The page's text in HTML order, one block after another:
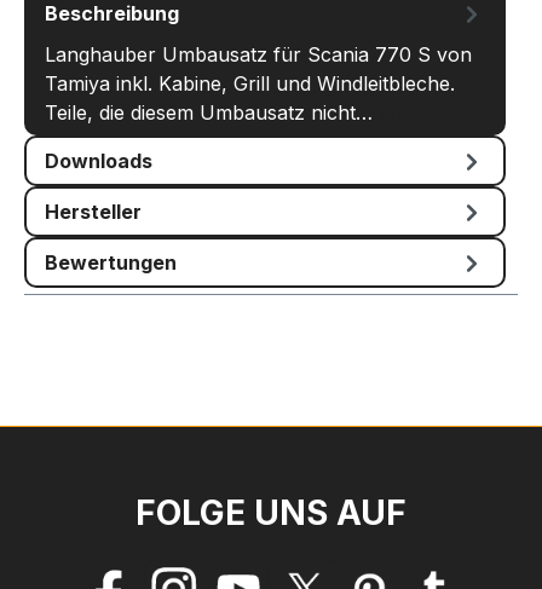
Beschreibung
Langhauber Umbausatz für Scania 770 S von
Tamiya inkl. Kabine, Grill und Windleitbleche.
Teile, die diesem Umbausatz nicht…
Downloads
Hersteller
Bewertungen
FOLGE UNS AUF